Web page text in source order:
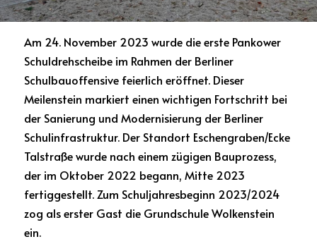
Am 24. November 2023 wurde die erste Pankower
Schuldrehscheibe im Rahmen der Berliner
Schulbauoffensive feierlich eröffnet. Dieser
Meilenstein markiert einen wichtigen Fortschritt bei
der Sanierung und Modernisierung der Berliner
Schulinfrastruktur. Der Standort Eschengraben/Ecke
Talstraße wurde nach einem zügigen Bauprozess,
der im Oktober 2022 begann, Mitte 2023
fertiggestellt. Zum Schuljahresbeginn 2023/2024
zog als erster Gast die Grundschule Wolkenstein
ein.